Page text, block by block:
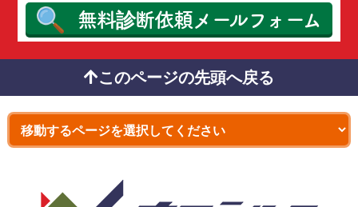
無料診断依頼メールフォーム
このページの先頭へ戻る